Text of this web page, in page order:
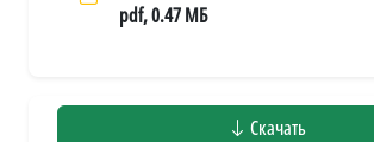
pdf, 0.47 МБ
Скачать